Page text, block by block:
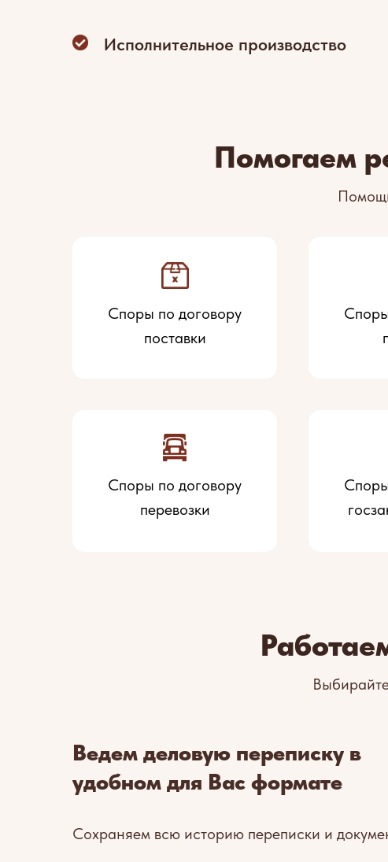
Исполнительное производство
Помогаем
Споры по договору
поставки
Споры по договору
перевозки
Ведем деловую переписку в
удобном для Вас формате
Сохраняем всю историю переписки и